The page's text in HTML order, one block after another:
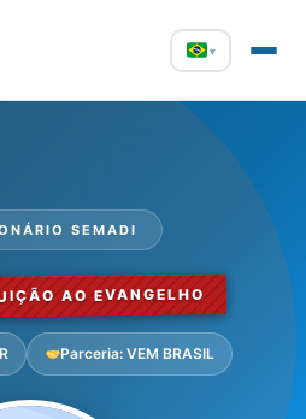
▾
SEMADI
AO EVANGELHO
Parceria: VEM BRASIL